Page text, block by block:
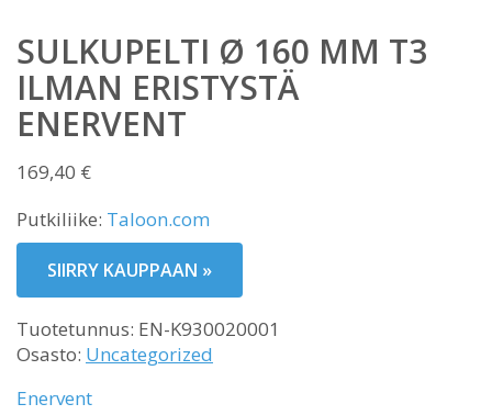
SULKUPELTI Ø 160 MM T3
ILMAN ERISTYSTÄ
ENERVENT
169,40 €
Putkiliike: Taloon.com
SIIRRY KAUPPAAN »
Tuotetunnus: EN-K930020001
Osasto: Uncategorized
Enervent